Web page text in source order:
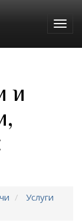
и
Услуги